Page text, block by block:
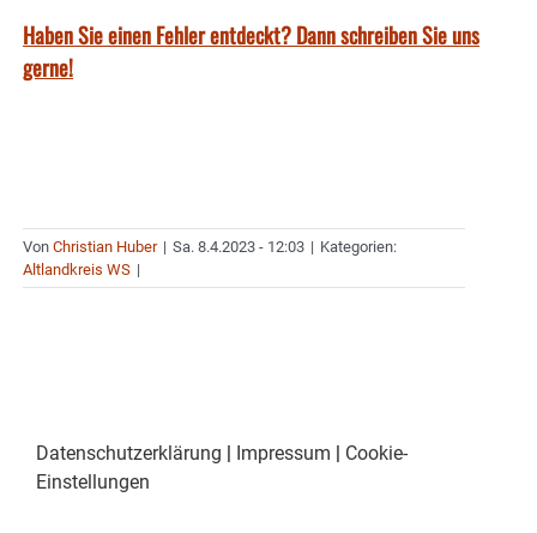
Haben Sie einen Fehler entdeckt? Dann schreiben Sie uns
gerne!
Von Christian Huber | Sa. 8.4.2023 - 12:03 | Kategorien:
Altlandkreis WS |
Datenschutzerklärung | Impressum | Cookie-
Einstellungen